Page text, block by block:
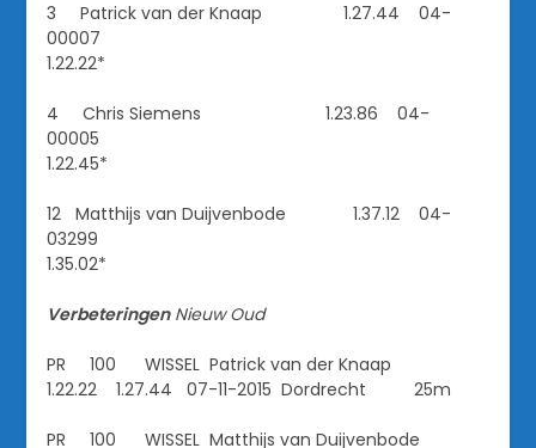
3 Patrick van der Knaap 1.27.44 04-
00007
1.22.22*
4 Chris Siemens 1.23.86 04-
00005
1.22.45*
12 Matthijs van Duijvenbode 1.37.12 04-
03299
1.35.02*
Verbeteringen Nieuw Oud
PR 100 WISSEL Patrick van der Knaap
1.22.22 1.27.44 07-11-2015 Dordrecht 25m
PR 100 WISSEL Matthijs van Duijvenbode